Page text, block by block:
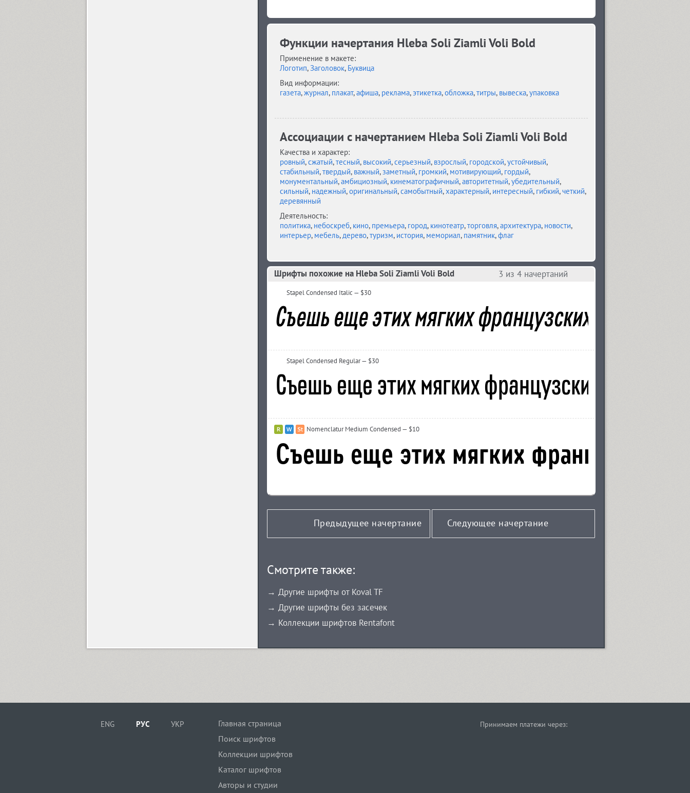
Функции начертания Hleba Soli Ziamli Voli Bold
Применение в макете:
Логотип,Заголовок, Буквица
Вид информации:
газета,журнал, плакат,афиша, реклама,этикетка,обложка,титры, вывеска,упаковка
Ассоциации c начертанием Hleba Soli Ziamli Voli Bold
Качества и характер:
ровный,сжатый,тесный, высокий,серьезный, взрослый, городской,устойчивый,
стабильный,твердый, важный,заметный, громкий, мотивирующий, гордый,
монументальный,амбициозный, кинематографичный,авторитетный,убедительный,
сильный, надежный,оригинальный,самобытный,характерный, интересный, гибкий,четкий,
деревянный
Деятельность:
политика, небоскреб, кино, премьера, город, кинотеатр,торговля,архитектура, новости,
интерьер, мебель,дерево,туризм, история, мемориал, памятник,флаг
Шрифты похожие на Hleba Soli Ziamli Voli Bold 3 из 4 начертаний
Stapel Condensed Italic — $30
Stapel Condensed Regular — $30
Nomenclatur Medium Condensed — $10
Предыдущее начертание Следующее начертание
Смотрите также:
→ Другие шрифты от Koval TF
→ Другие шрифты без засечек
→ Коллекции шрифтов Rentafont
ENG РУС УКР
Главная страница
Поиск шрифтов
Коллекции шрифтов
Каталог шрифтов
Авторы и студии
Принимаем платежи через: